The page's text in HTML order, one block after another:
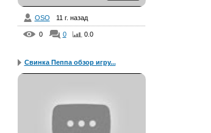
OSO 11 г. назад
0 0 0.0
Свинка Пеппа обзор игру...